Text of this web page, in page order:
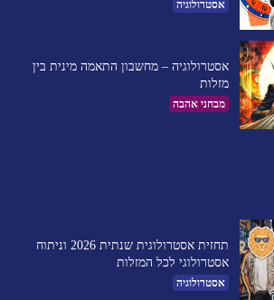
אסטרולוגיה
אסטרולוגיה – מחשבון התאמה מינית בין
מזלות
מבחני אהבה
תחזית אסטרולוגית שנתית 2026 וניתוח
אסטרולוגי לכל המזלות
אסטרולוגיה